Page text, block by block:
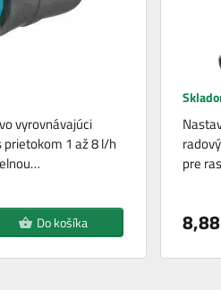
vyrovnávajúci
prietokom 1 až 8 l/h
Do košíka
pre